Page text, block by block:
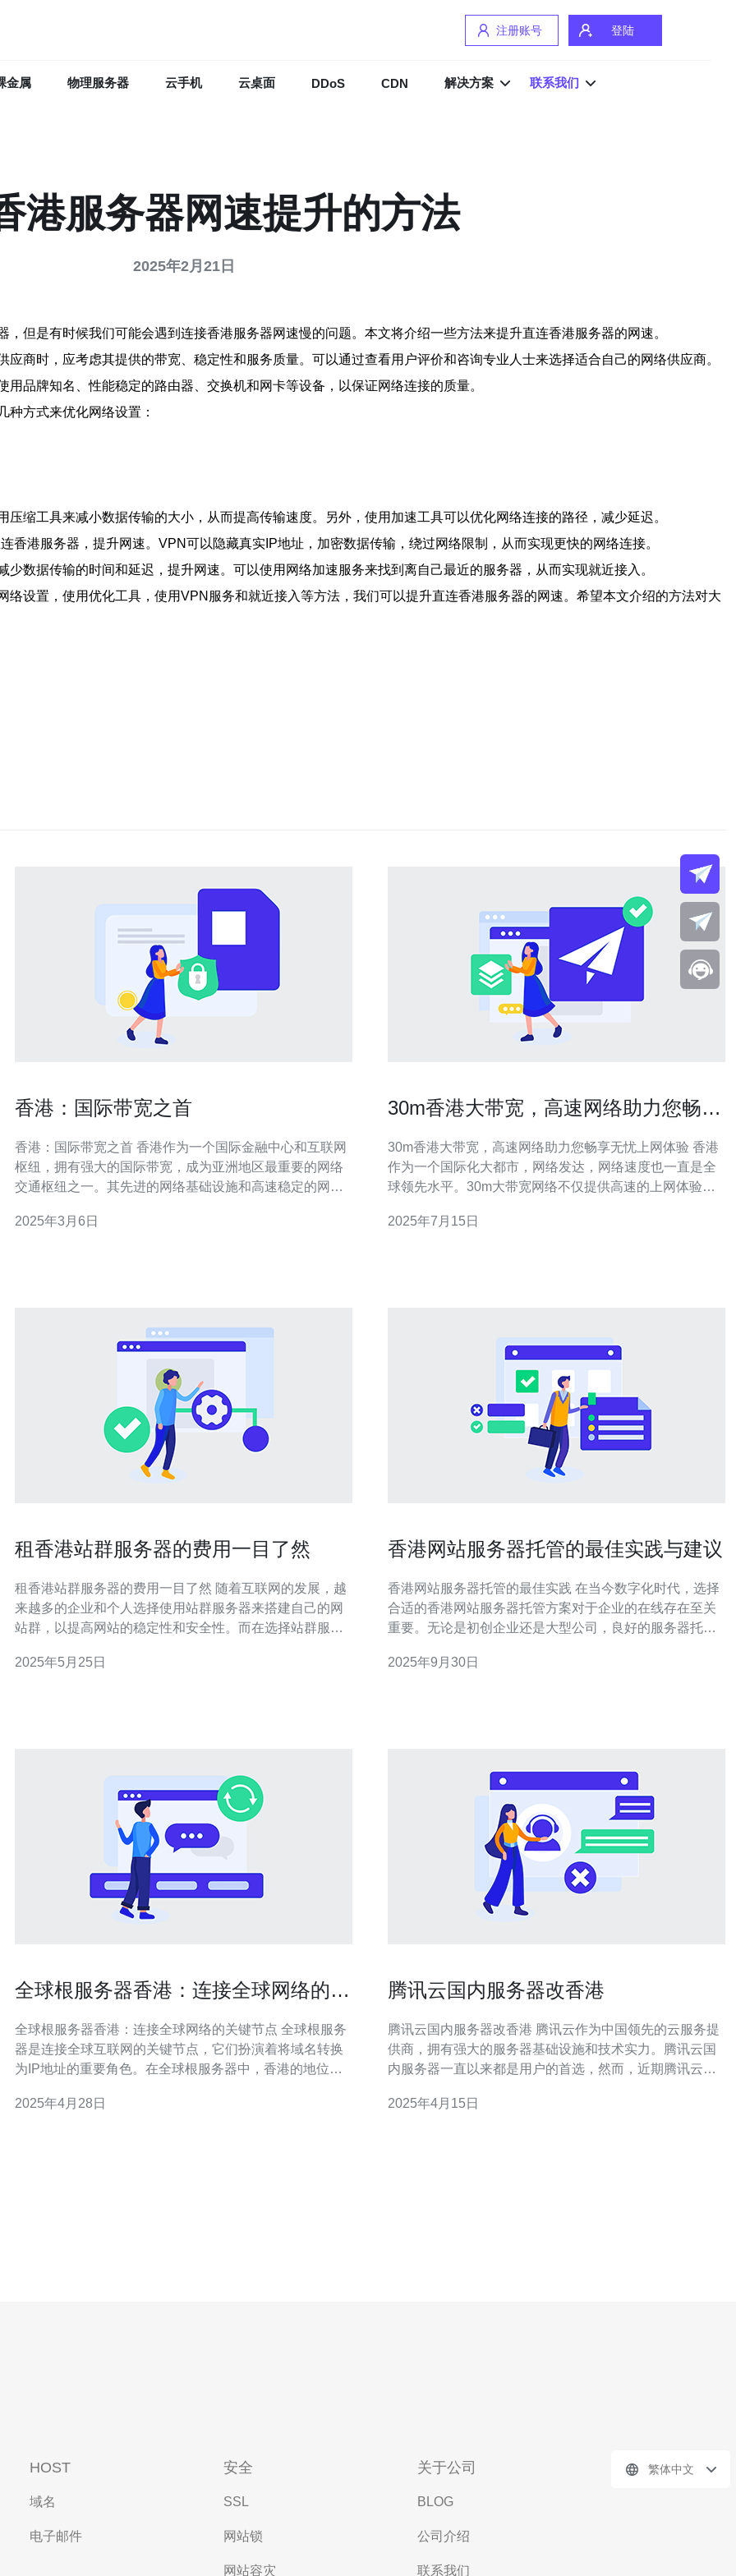
注册账号 登陆
金属 物理服务器 云手机 云桌面 DDoS CDN 解决方案 联系我们
港服务器网速提升的方法
2025年2月21日
但是有时候我们可能会遇到连接香港服务器网速慢的问题。本文将介绍一些方法来提升直连香港服务器的网速。
商时，应考虑其提供的带宽、稳定性和服务质量。可以通过查看用户评价和咨询专业人士来选择适合自己的网络供应商。
品牌知名、性能稳定的路由器、交换机和网卡等设备，以保证网络连接的质量。
种方式来优化网络设置：
缩工具来减小数据传输的大小，从而提高传输速度。另外，使用加速工具可以优化网络连接的路径，减少延迟。
香港服务器，提升网速。VPN可以隐藏真实IP地址，加密数据传输，绕过网络限制，从而实现更快的网络连接。
数据传输的时间和延迟，提升网速。可以使用网络加速服务来找到离自己最近的服务器，从而实现就近接入。
设置，使用优化工具，使用VPN服务和就近接入等方法，我们可以提升直连香港服务器的网速。希望本文介绍的方法对大
香港：国际带宽之首
香港：国际带宽之首 香港作为一个国际金融中心和互联网
枢纽，拥有强大的国际带宽，成为亚洲地区最重要的网络
交通枢纽之一。其先进的网络基础设施和高速稳定的网络
公司的首选地。 香港的网络基础设施非常发达，拥有大量
2025年3月6日
30m香港大带宽，高速网络助力您畅享
30m香港大带宽，高速网络助力您畅享无忧上网体验 香港
作为一个国际化大都市，网络发达，网络速度也一直是全
球领先水平。30m大带宽网络不仅提供高速的上网体验，
网乐趣。 拥有30m大带宽网络，意味着您可以快速下载大
2025年7月15日
租香港站群服务器的费用一目了然
租香港站群服务器的费用一目了然 随着互联网的发展，越
来越多的企业和个人选择使用站群服务器来搭建自己的网
站群，以提高网站的稳定性和安全性。而在选择站群服务
绍租用香港站群服务器的费用情况，让您一目了然。 租用
2025年5月25日
香港网站服务器托管的最佳实践与建议
香港网站服务器托管的最佳实践 在当今数字化时代，选择
合适的香港网站服务器托管方案对于企业的在线存在至关
重要。无论是初创企业还是大型公司，良好的服务器托管
性。以下是关于香港网站服务器托管的一些最佳实践与建
2025年9月30日
全球根服务器香港：连接全球网络的关
全球根服务器香港：连接全球网络的关键节点 全球根服务
器是连接全球互联网的关键节点，它们扮演着将域名转换
为IP地址的重要角色。在全球根服务器中，香港的地位尤
性。 全球根服务器是互联网域名系统（DNS）的核心组成
2025年4月28日
腾讯云国内服务器改香港
腾讯云国内服务器改香港 腾讯云作为中国领先的云服务提
供商，拥有强大的服务器基础设施和技术实力。腾讯云国
内服务器一直以来都是用户的首选，然而，近期腾讯云宣
香港服务器有以下几个原因： 更好的网络连接：香港作为
2025年4月15日
HOST
域名
电子邮件
安全
SSL
网站锁
网站容灾
关于公司
BLOG
公司介绍
联系我们
繁体中文